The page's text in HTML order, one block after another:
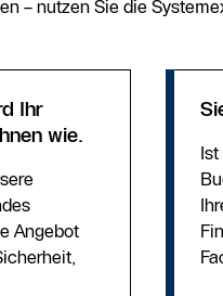
– nutzen Sie die
Ihr
wie.
Angebot